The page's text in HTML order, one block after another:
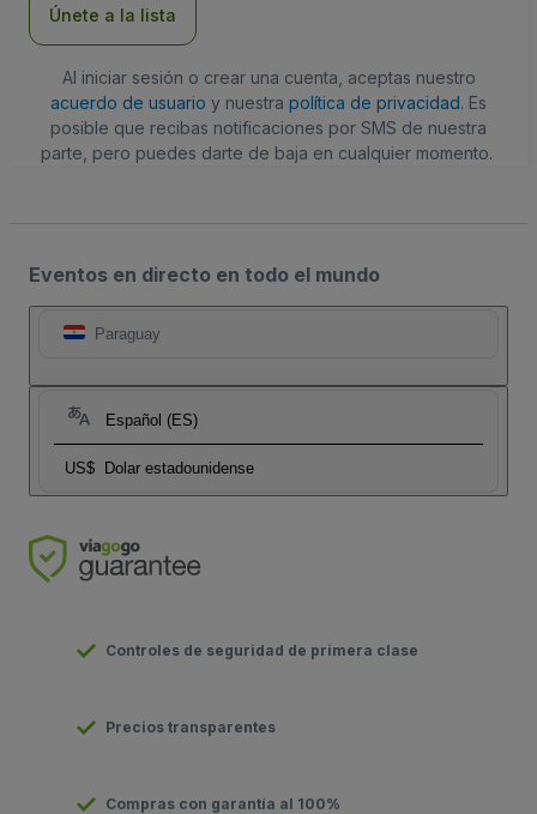
Únete a la lista
Al iniciar sesión o crear una cuenta, aceptas nuestro
acuerdo de usuario y nuestra política de privacidad. Es
posible que recibas notificaciones por SMS de nuestra
parte, pero puedes darte de baja en cualquier momento.
Eventos en directo en todo el mundo
Paraguay
Español (ES)
US$ Dolar estadounidense
Controles de seguridad de primera clase
Precios transparentes
Compras con garantía al 100%